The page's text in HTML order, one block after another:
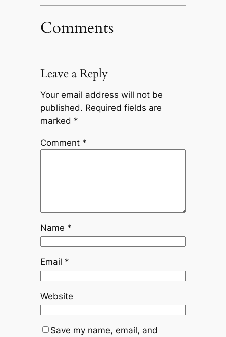
Comments
Leave a Reply
Your email address will not be
published. Required fields are
marked *
Comment *
Name *
Email *
Website
Save my name, email, and